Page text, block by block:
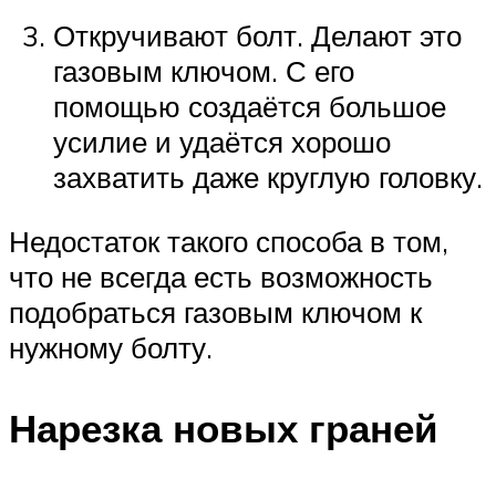
Откручивают болт. Делают это
газовым ключом. С его
помощью создаётся большое
усилие и удаётся хорошо
захватить даже круглую головку.
Недостаток такого способа в том,
что не всегда есть возможность
подобраться газовым ключом к
нужному болту.
Нарезка новых граней